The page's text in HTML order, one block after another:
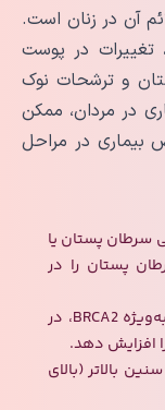
آن در زنان است.
تغییرات در پوست
و ترشحات نوک
در مردان، ممکن
بیماری در مراحل
سرطان پستان یا
پستان را در
جهش‌های ژنتیکی، به‌ویژه BRCA2، در
افزایش دهد.
بالاتر (بالای